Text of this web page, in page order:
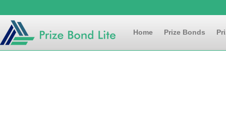
Home Prize Bonds